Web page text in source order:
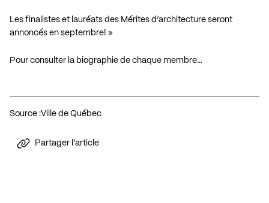
Les finalistes et lauréats des Mérites d’architecture seront
annoncés en septembre! »
Pour consulter la biographie de chaque membre…
Source :Ville de Québec
Partager l'article